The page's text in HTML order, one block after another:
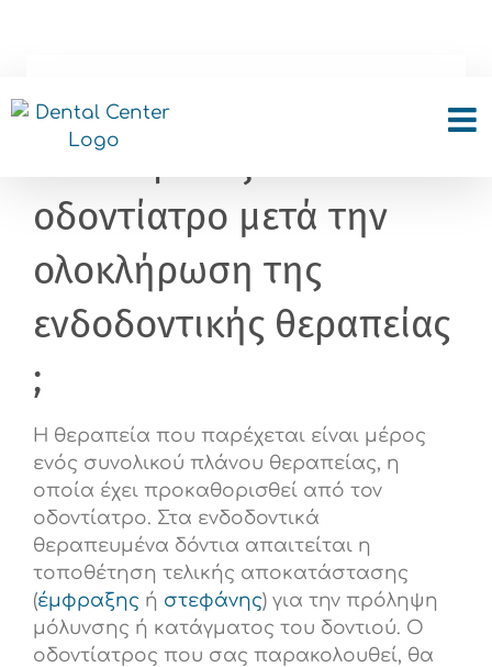
Θα χρειαστεί να
επισκεφθώ ξανά τον
οδοντίατρο μετά την
ολοκλήρωση της
ενδοδοντικής θεραπείας
;
Η θεραπεία που παρέχεται είναι μέρος
ενός συνολικού πλάνου θεραπείας, η
οποία έχει προκαθορισθεί από τον
οδοντίατρο. Στα ενδοδοντικά
θεραπευμένα δόντια απαιτείται η
τοποθέτηση τελικής αποκατάστασης
(έμφραξης ή στεφάνης) για την πρόληψη
μόλυνσης ή κατάγματος του δοντιού. Ο
οδοντίατρος που σας παρακολουθεί, θα